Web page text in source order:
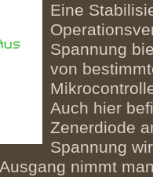
Eine
Spannung
von
Auch hier
Zenerdiode
Spannung
nimmt